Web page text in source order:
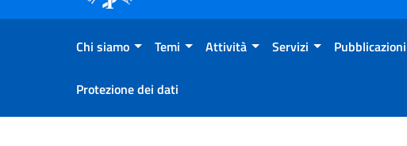
Chi siamo Temi Attività Servizi Pubblicazioni
Protezione dei dati